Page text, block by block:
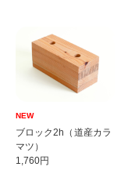
NEW
ブロック2h（道産カラ
マツ）
1,760円